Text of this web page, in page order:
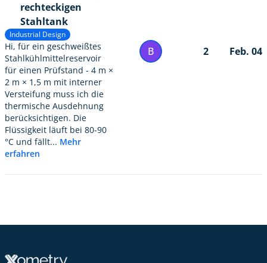
rechteckigen
Stahltank
Industrial Design
Hi, für ein geschweißtes
Stahlkühlmittelreservoir
für einen Prüfstand - 4 m ×
2 m × 1,5 m mit interner
Versteifung muss ich die
thermische Ausdehnung
berücksichtigen. Die
Flüssigkeit läuft bei 80-90
°C und fällt... Mehr
erfahren
B 2 Feb. 04